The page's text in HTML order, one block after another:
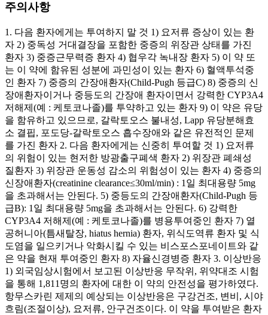
주의사항
1. 다음 환자에게는 투여하지 말 것 1) 요저류 증상이 있는 환
자 2) 중독성 거대결장을 포함한 중증의 위장관 상태를 가진
환자 3) 중증근무력증 환자 4) 협우각 녹내장 환자 5) 이 약 또
는 이 약에 함유된 성분에 과민성이 있는 환자 6) 혈액투석중
인 환자 7) 중증의 간장애환자(Child-Pugh 등급C) 8) 중증의 신
장애환자이거나 중등도의 간장애 환자이면서 강력한 CYP3A4
저해제(예 : 케토코나졸)를 투약하고 있는 환자 9) 이 약은 유당
을 함유하고 있으므로, 갈락토오스 불내성, Lapp 유당분해효
소 결핍, 포도당-갈락토오스 흡수장애와 같은 유전적인 문제
를 가진 환자 2. 다음 환자에게는 신중히 투여할 것 1) 요저류
의 위험이 있는 현저한 방광출구폐색 환자 2) 위장관 폐쇄성
질환자 3) 위장관 운동성 감소의 위험성이 있는 환자 4) 중증의
신장애환자(creatinine clearance≤30ml/min) : 1일 최대용량 5mg
을 초과해서는 안된다. 5) 중등도의 간장애환자(Child-Pugh 등
급B): 1일 최대용량 5mg을 초과해서는 안된다. 6) 강력한
CYP3A4 저해제(예 : 케토코나졸)를 병용투여중인 환자 7) 열
공허니아(틈새탈장, hiatus hernia) 환자, 위식도역류 환자 및 식
도염을 일으키거나 악화시킬 수 있는 비스포스포네이트와 같
은 약을 현재 투여중인 환자 8) 자율신경병증 환자 3. 이상반응
1) 외국임상시험에서 보고된 이상반응 무작위, 위약대조 시험
을 통해 1,811명의 환자에 대한 이 약의 안전성을 평가하였다.
항무스카린 제제의 예상되는 이상반응은 구강건조, 변비, 시야
흐림(조절이상), 요저류, 안구건조이다. 이 약을 투여받은 환자